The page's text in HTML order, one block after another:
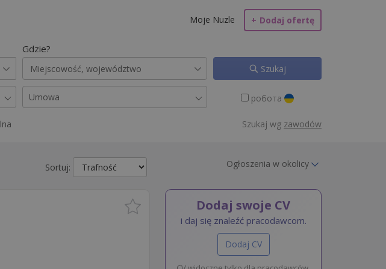
+ Dodaj ofertę
Moje Nuzle
Gdzie?
Szukaj
Umowa робота
Szukaj wg zawodów
Sortuj: Ogłoszenia w okolicy
Dodaj swoje CV
i daj się znaleźć pracodawcom.
Dodaj CV